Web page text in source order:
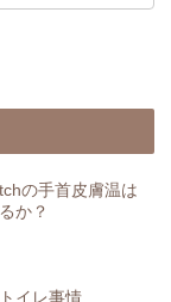
の手首皮膚温は
か？
イレ事情